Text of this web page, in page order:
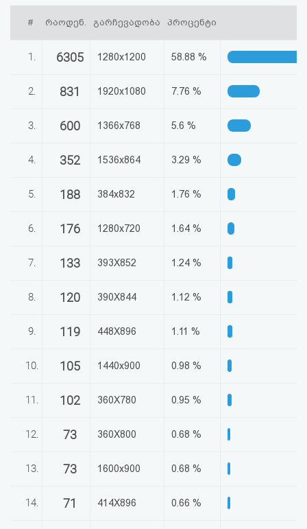
აღდგენა
შეთანხმება
და
# რაოდენ. გარჩევადობა პროცენტი
1. 6305 1280x1200 58.88 %
2. 831 1920x1080 7.76 %
3. 600 1366x768 5.6 %
4. 352 1536x864 3.29 %
5. 188 384x832 1.76 %
6. 176 1280x720 1.64 %
7. 133 393X852 1.24 %
8. 120 390X844 1.12 %
9. 119 448X896 1.11 %
10. 105 1440x900 0.98 %
11. 102 360X780 0.95 %
12. 73 360X800 0.68 %
13. 73 1600x900 0.68 %
14. 71 414X896 0.66 %